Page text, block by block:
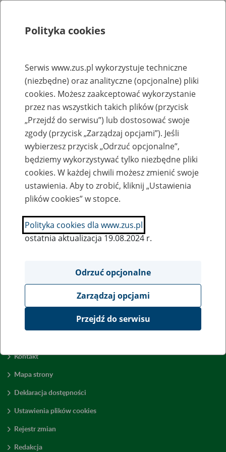
Biuletyn Informacji Publicznej
Lista ofert pracy erecruiter jest tymczasowo niedostępny.
Klauzula informacyjna RODO dla kandydatów (plik
pdf, 456 kb)
Utworzył/odpowiada: DSP, 23.05.2018 r., godz. 14:29
​​​​​​​Publikator: Anna Borowska GPR, 23.05.2018 r., godz. 14:29
Kontakt
Mapa strony
Deklaracja dostępności
Ustawienia plików cookies
Rejestr zmian
Redakcja
Polityka cookies
Serwis www.zus.pl wykorzystuje techniczne
(niezbędne) oraz analityczne (opcjonalne) pliki
cookies. Możesz zaakceptować wykorzystanie
przez nas wszystkich takich plików (przycisk
„Przejdź do serwisu”) lub dostosować swoje
zgody (przycisk „Zarządzaj opcjami”). Jeśli
wybierzesz przycisk „Odrzuć opcjonalne”,
będziemy wykorzystywać tylko niezbędne pliki
cookies. W każdej chwili możesz zmienić swoje
ustawienia. Aby to zrobić, kliknij „Ustawienia
plików cookies” w stopce.
Polityka cookies dla www.zus.pl
ostatnia aktualizacja 19.08.2024 r.
Odrzuć opcjonalne
Zarządzaj opcjami
Przejdź do serwisu